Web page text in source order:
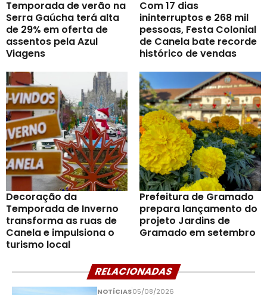
Temporada de verão na
Serra Gaúcha terá alta
de 29% em oferta de
assentos pela Azul
Viagens
Com 17 dias
ininterruptos e 268 mil
pessoas, Festa Colonial
de Canela bate recorde
histórico de vendas
Decoração da
Temporada de Inverno
transforma as ruas de
Canela e impulsiona o
turismo local
Prefeitura de Gramado
prepara lançamento do
projeto Jardins de
Gramado em setembro
RELACIONADAS
NOTÍCIAS05/08/2026